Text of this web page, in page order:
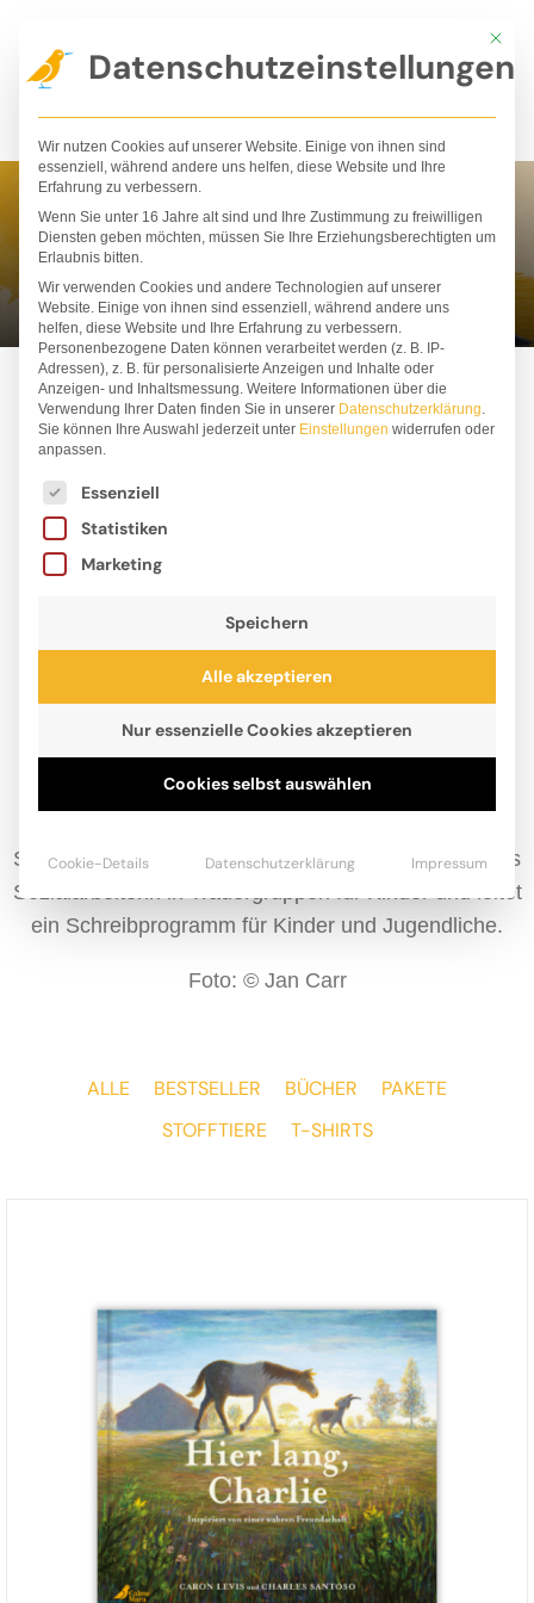
Inhalt
springen
Caron Levis
Caron Levis ist eine preisgekrönte Autorin aus New
Schauspiel. Neben ihrer Arbeit engagierte sie sich als
Sozialarbeiterin in Trauergruppen für Kinder und leitet
ein Schreibprogramm für Kinder und Jugendliche.
Foto: © Jan Carr
ALLE BESTSELLER BÜCHER
PAKETE
STOFFTIERE
T-SHIRTS
Mit
Datenschutzeinstellungen
Wir nutzen Cookies auf unserer Website. Einige von ihnen sind
essenziell, während andere uns helfen, diese Website und Ihre
Erfahrung zu verbessern.
Wenn Sie unter 16 Jahre alt sind und Ihre Zustimmung zu freiwilligen
Diensten geben möchten, müssen Sie Ihre Erziehungsberechtigten um
Erlaubnis bitten.
Wir verwenden Cookies und andere Technologien auf unserer
Website. Einige von ihnen sind essenziell, während andere uns
helfen, diese Website und Ihre Erfahrung zu verbessern.
Personenbezogene Daten können verarbeitet werden (z. B. IP-
Adressen), z. B. für personalisierte Anzeigen und Inhalte oder
Anzeigen- und Inhaltsmessung. Weitere Informationen über die
Verwendung Ihrer Daten finden Sie in unserer Datenschutzerklärung.
Sie können Ihre Auswahl jederzeit unter Einstellungen widerrufen oder
anpassen.
Es folgt eine Liste der Service-Gruppen, für die
Essenziell
Statistiken
Marketing
Speichern
Alle akzeptieren
Nur essenzielle Cookies akzeptieren
Cookies selbst auswählen
Cookie-Details Datenschutzerklärung Impressum